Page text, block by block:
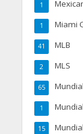
1
Miami
1
MLB
41
MLS
2
65
1
15